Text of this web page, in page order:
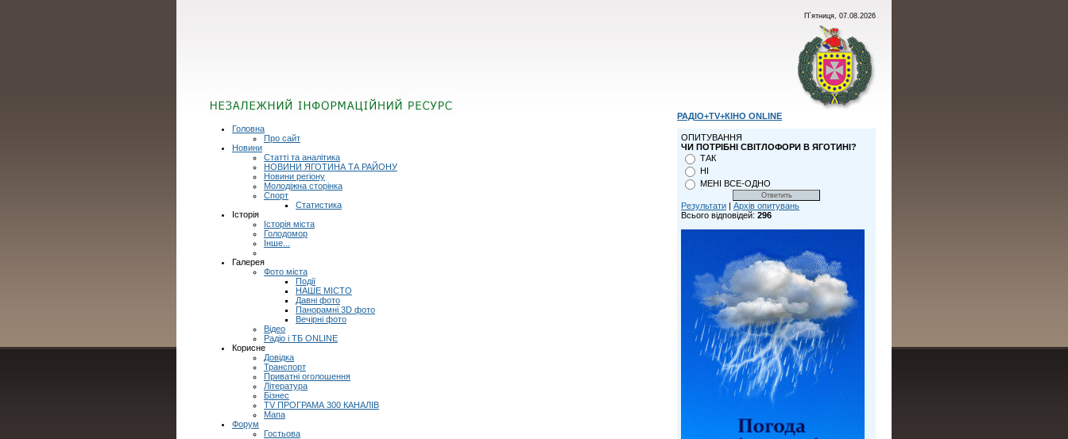
П`ятниця, 07.08.2026
Головна
Про сайт
Новини
Статті та аналітика
НОВИНИ ЯГОТИНА ТА РАЙОНУ
Новини регіону
Молодіжна сторінка
Спорт
Статистика
Історія
Історія міста
Голодомор
Інше...
Галерея
Фото міста
Події
НАШЕ МІСТО
Давні фото
Панорамні 3D фото
Вечірні фото
Відео
Радіо і ТБ ONLINE
Корисне
Довідка
Транспорт
Приватні оголошення
Література
Бізнес
TV ПРОГРАМА 300 КАНАЛІВ
Мапа
Форум
Гостьова
РАДІО+TV+КІНО ONLINE
ОПИТУВАННЯ
ЧИ ПОТРІБНІ СВІТЛОФОРИ В ЯГОТИНІ?
ТАК
НІ
МЕНІ ВСЕ-ОДНО
Результати | Архів опитувань
Всього відповідей: 296